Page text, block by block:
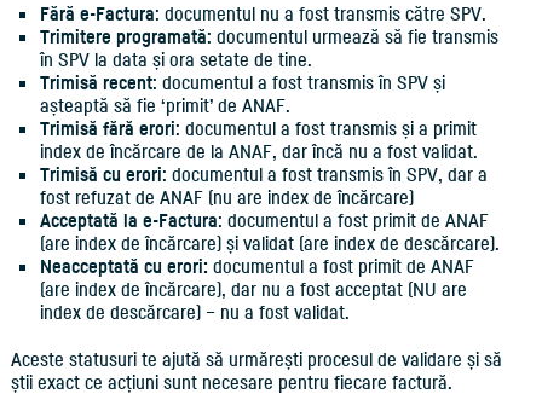
Fără e-Factura: documentul nu a fost transmis către SPV.
Trimitere programată: documentul urmează să fie transmis
în SPV la data și ora setate de tine.
Trimisă recent: documentul a fost transmis în SPV și
așteaptă să fie ‘primit’ de ANAF.
Trimisă fără erori: documentul a fost transmis și a primit
index de încărcare de la ANAF, dar încă nu a fost validat.
Trimisă cu erori: documentul a fost transmis în SPV, dar a
fost refuzat de ANAF (nu are index de încărcare)
Acceptată la e-Factura: documentul a fost primit de ANAF
(are index de încărcare) și validat (are index de descărcare).
Neacceptată cu erori:documentul a fost primit de ANAF
(are index de încărcare), dar nu a fost acceptat (NU are
index de descărcare) – nu a fost validat.
Aceste statusuri te ajută să urmărești procesul de validare și să
știi exact ce acțiuni sunt necesare pentru fiecare factură.